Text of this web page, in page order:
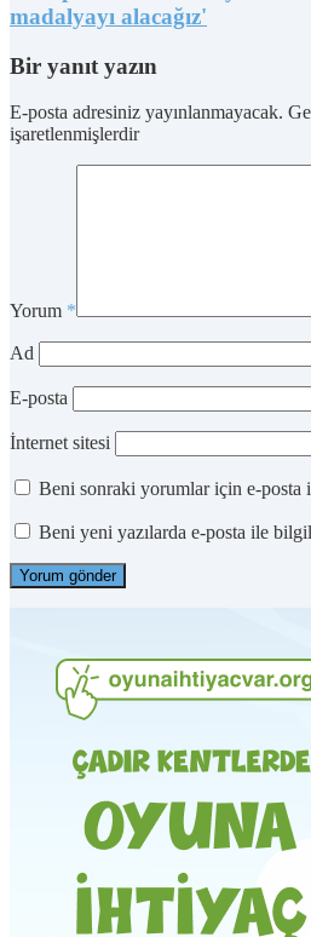
madalyayı alacağız'
Bir yanıt yazın
E-posta adresiniz yayınlanmayacak.
işaretlenmişlerdir
Yorum *
Ad
E-posta
İnternet sitesi
Beni sonraki yorumlar için e-posta
Beni yeni yazılarda e-posta ile